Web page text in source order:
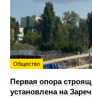
Общество
Первая опора
установлена на